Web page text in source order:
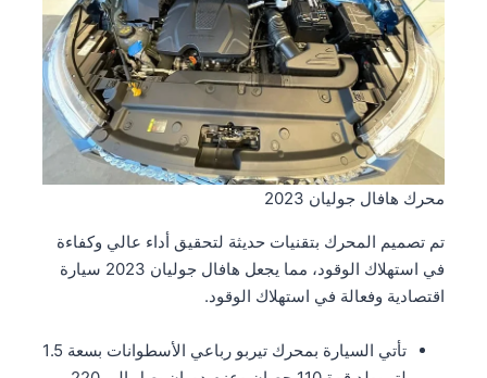
محرك هافال جوليان 2023
تم تصميم المحرك بتقنيات حديثة لتحقيق أداء عالي وكفاءة
في استهلاك الوقود، مما يجعل هافال جوليان 2023 سيارة
اقتصادية وفعالة في استهلاك الوقود.
تأتي السيارة بمحرك تيربو رباعي الأسطوانات بسعة 1.5